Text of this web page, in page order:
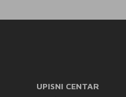
UPISNI CENTAR